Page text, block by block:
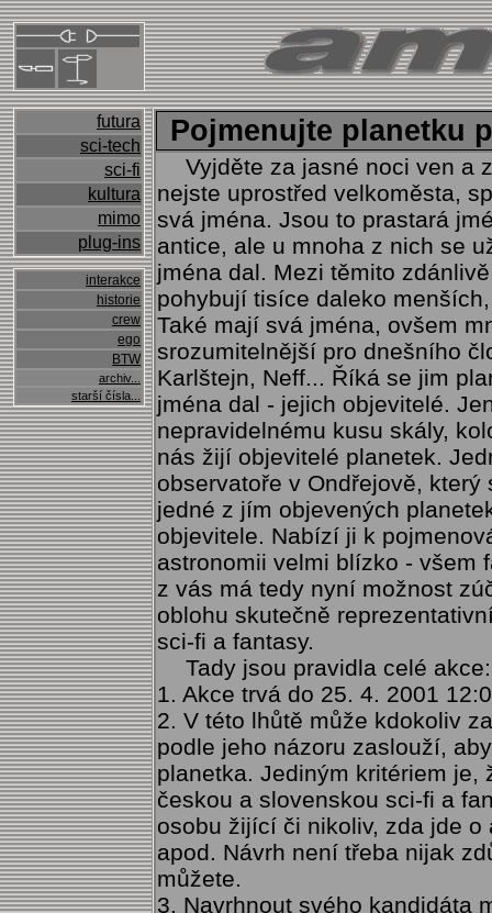
futura
sci-tech
sci-fi
kultura
mimo
plug-ins
interakce
historie
crew
ego
BTW
archiv...
starší čísla...
Pojmenujte planetku
Vyjděte za jasné noci ven a
nejste uprostřed velkoměsta,
svá jména. Jsou to prastará
antice, ale u mnoha z nich se
jména dal. Mezi těmito
pohybují tisíce daleko
Také mají svá jména, ovšem
srozumitelnější pro dnešního
Karlštejn, Neff... Říká se jim
jména dal - jejich objevitelé.
nepravidelnému kusu skály,
nás žijí objevitelé planetek.
observatoře v Ondřejově,
jedné z jím objevených
objevitele. Nabízí ji k
astronomii velmi blízko - všem
z vás má tedy nyní možnost
oblohu skutečně
sci-fi a fantasy.
Tady jsou pravidla celé akce:
1. Akce trvá do 25. 4. 2001
2. V této lhůtě může kdokoliv
podle jeho názoru zaslouží,
planetka. Jediným kritériem
českou a slovenskou sci-fi a
osobu žijící či nikoliv, zda jde
apod. Návrh není třeba nijak
můžete.
3. Navrhnout svého kandidáta